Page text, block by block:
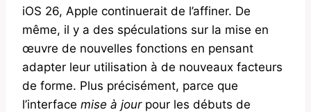
iOS 26, Apple continuerait de l’affiner. De
même, il y a des spéculations sur la mise en
œuvre de nouvelles fonctions en pensant
adapter leur utilisation à de nouveaux facteurs
de forme. Plus précisément, parce que
l’interface mise à jourpour les débuts de